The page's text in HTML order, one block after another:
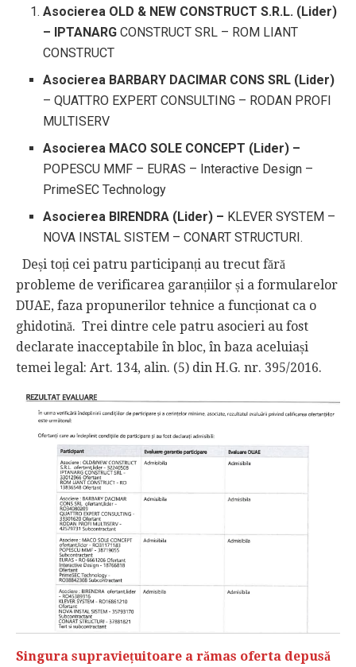
Asocierea OLD & NEW CONSTRUCT S.R.L. (Lider)
– IPTANARGCONSTRUCT SRL – ROM LIANT
CONSTRUCT
Asocierea BARBARY DACIMAR CONS SRL (Lider)
– QUATTRO EXPERT CONSULTING – RODAN PROFI
MULTISERV
Asocierea MACO SOLE CONCEPT (Lider) –
POPESCU MMF – EURAS – Interactive Design –
PrimeSEC Technology
Asocierea BIRENDRA (Lider) – KLEVER SYSTEM –
NOVA INSTAL SISTEM – CONART STRUCTURI.
Deși toți cei patru participanți au trecut fără
probleme de verificarea garanțiilor și a formularelor
DUAE, faza propunerilor tehnice a funcționat ca o
ghidotină. Trei dintre cele patru asocieri au fost
declarate inacceptabile în bloc, în baza aceluiași
temei legal: Art. 134, alin. (5) din H.G. nr. 395/2016.
Singura supraviețuitoare a rămas oferta depusă